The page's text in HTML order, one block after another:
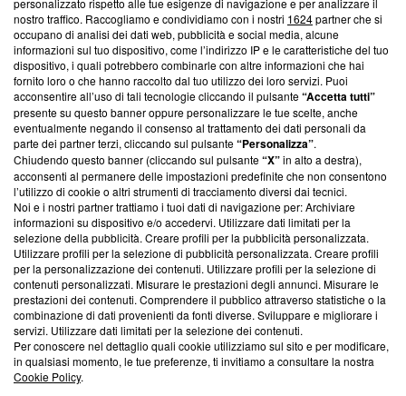
News, sui nostri processi editoriali e su come ci impegniamo a
creare news di qualità. Inoltre, afferma la nostra aderenza a
‘Trust Project - News with Integrity’Blasting News non è
ancora membro del programma, ma ha richiesto di farne
parte; Trust Project non ha ancora effettuato una verifica di
conformità agli standard.
Su di noi
Team editoriale
Corporate
Redazione
Informativa Privacy
Cookie Policy
Blasting SA, IDI CHE-247.845.224, Via Carlo Frasca, 3 - 6900
Lugano (Svizzera) Tel:+39 0690258937
© 2026 Blasting News
personalizzato rispetto alle tue esigenze di navigazione e per analizzare il
nostro traffico. Raccogliamo e condividiamo con i nostri 1624partner che si
occupano di analisi dei dati web, pubblicità e social media, alcune
informazioni sul tuo dispositivo, come l’indirizzo IP e le caratteristiche del tuo
dispositivo, i quali potrebbero combinarle con altre informazioni che hai
fornito loro o che hanno raccolto dal tuo utilizzo dei loro servizi. Puoi
acconsentire all’uso di tali tecnologie cliccando il pulsante“Accetta tutti”
presente su questo banner oppure personalizzare le tue scelte, anche
eventualmente negando il consenso al trattamento dei dati personali da
parte dei partner terzi, cliccando sul pulsante“Personalizza”.
Chiudendo questo banner (cliccando sul pulsante“X”in alto a destra),
acconsenti al permanere delle impostazioni predefinite che non consentono
l’utilizzo di cookie o altri strumenti di tracciamento diversi dai tecnici.
Noi e i nostri partner trattiamo i tuoi dati di navigazione per: Archiviare
informazioni su dispositivo e/o accedervi. Utilizzare dati limitati per la
selezione della pubblicità. Creare profili per la pubblicità personalizzata.
Utilizzare profili per la selezione di pubblicità personalizzata. Creare profili
per la personalizzazione dei contenuti. Utilizzare profili per la selezione di
contenuti personalizzati. Misurare le prestazioni degli annunci. Misurare le
prestazioni dei contenuti. Comprendere il pubblico attraverso statistiche o la
combinazione di dati provenienti da fonti diverse. Sviluppare e migliorare i
servizi. Utilizzare dati limitati per la selezione dei contenuti.
Per conoscere nel dettaglio quali cookie utilizziamo sul sito e per modificare,
in qualsiasi momento, le tue preferenze, ti invitiamo a consultare la nostra
Cookie Policy.